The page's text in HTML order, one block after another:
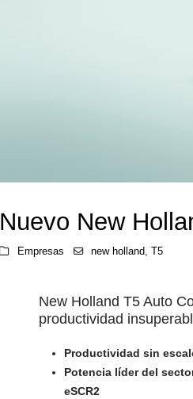
Nuevo New
Empresas new holland, T5
New Holland T5 Auto
productividad
Productividad sin
Potencia líder del
eSCR2